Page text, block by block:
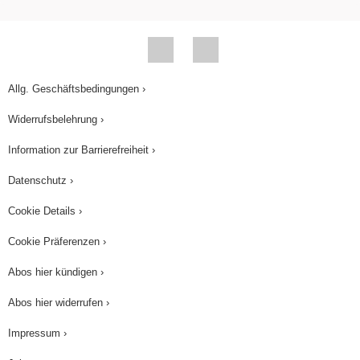
dieser Bedingung und unter Verwendung von
Gleichung Stern erhalten wir: RG=k
Folgende wichtige Bemerkung möchte ich
machen: Es gibt zwei Begriffe, die häufig
Ordnung sein, aber nur für den Fall, dass die
Elementarreaktion, die wir betrachten, auch die
Molekularität nicht gleich Ordnung einer
Allg. Geschäftsbedingungen ›
Widerrufsbelehrung ›
Information zur Barrierefreiheit ›
Datenschutz ›
Cookie Details ›
Cookie Präferenzen ›
Abos hier kündigen ›
Abos hier widerrufen ›
Impressum ›